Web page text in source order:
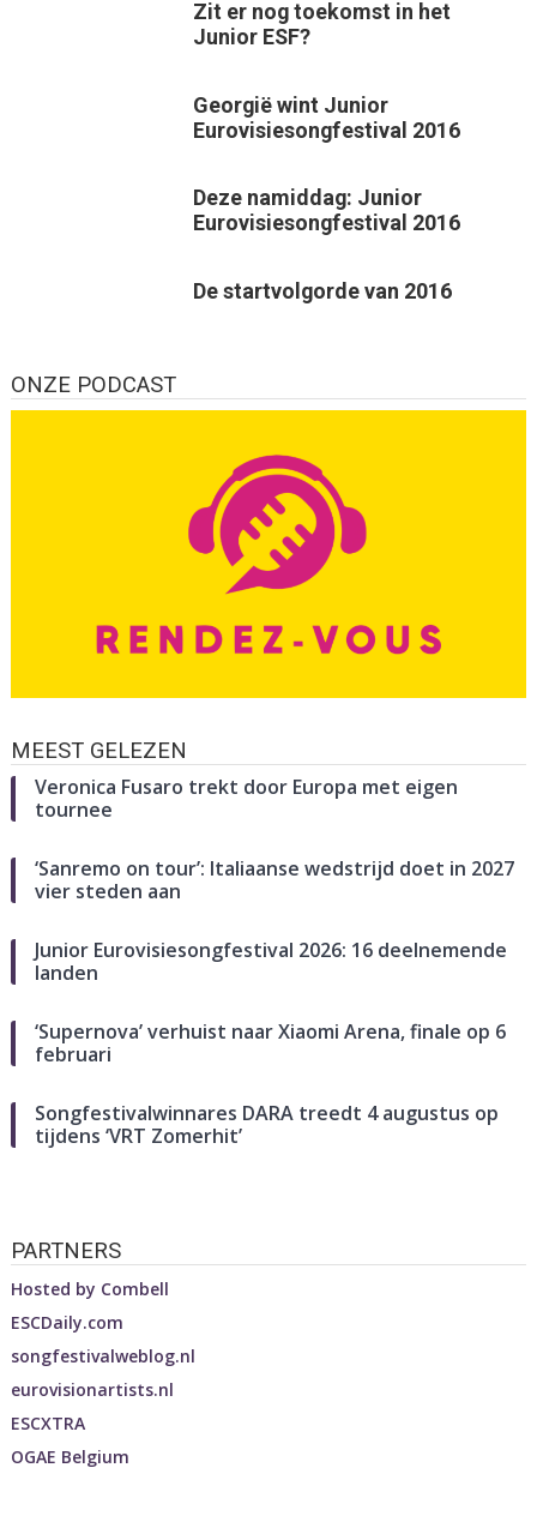
Zit er nog toekomst in het
Junior ESF?
Georgië wint Junior
Eurovisiesongfestival 2016
Deze namiddag: Junior
Eurovisiesongfestival 2016
De startvolgorde van 2016
ONZE PODCAST
MEEST GELEZEN
Veronica Fusaro trekt door Europa met eigen
tournee
‘Sanremo on tour’: Italiaanse wedstrijd doet in 2027
vier steden aan
Junior Eurovisiesongfestival 2026: 16 deelnemende
landen
‘Supernova’ verhuist naar Xiaomi Arena, finale op 6
februari
Songfestivalwinnares DARA treedt 4 augustus op
tijdens ‘VRT Zomerhit’
PARTNERS
Hosted by Combell
ESCDaily.com
songfestivalweblog.nl
eurovisionartists.nl
ESCXTRA
OGAE Belgium